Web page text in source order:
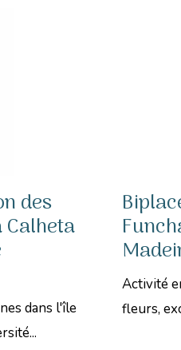
des
Calheta
dans l'île
Activité
fleurs,